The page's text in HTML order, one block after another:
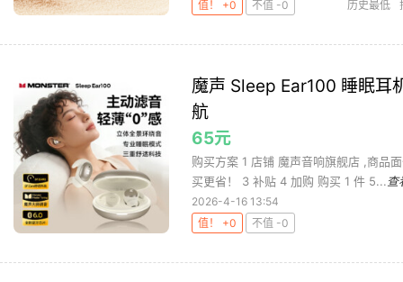
值！ +0 不值 -0 历史最低
魔声 Sleep Ear100 睡眠耳
航
65元
购买方案 1 店铺 魔声音响旗舰店 ,商品
买更省！ 3 补贴 4 加购 购买 1 件 5... 查
2026-4-16 13:54
值！ +0
不值 -0